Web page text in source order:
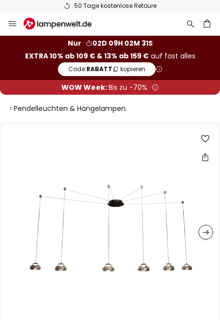
50 Tage kostenlose Retoure
Inhalt
Nur
02D 09H 02M 30S
EXTRA 10% ab 109 € & 13% ab 159 €auf fast alles
Code:RABATT kopieren
WOW Week:Bis zu -70%
Pendelleuchten & Hängelampen